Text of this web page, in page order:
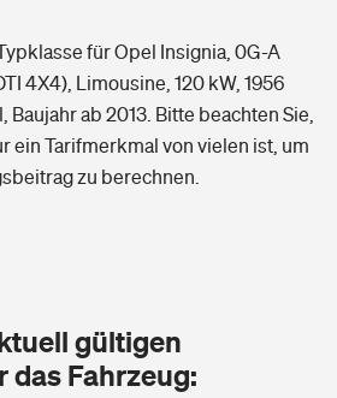
Geld bekomme ich im Alter?
für Opel Insignia, 0G-A
4X4), Limousine, 120 kW, 1956
ab 2013. Bitte beachten Sie,
ein Tarifmerkmal von vielen ist, um
zu berechnen.
gültigen
das Fahrzeug: